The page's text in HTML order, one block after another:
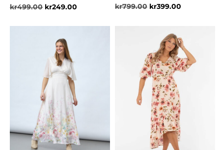
Betygsatt
5.00
kr499.00 kr249.00 kr799.00 kr399.00